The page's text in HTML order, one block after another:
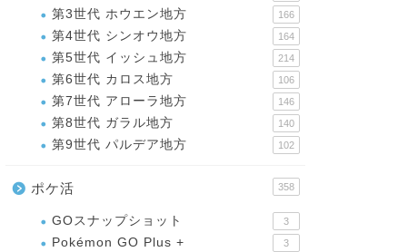
第3世代 ホウエン地方 166
第4世代 シンオウ地方 164
第5世代 イッシュ地方 214
第6世代 カロス地方 106
第7世代 アローラ地方 146
第8世代 ガラル地方 140
第9世代 パルデア地方 102
ポケ活 358
GOスナップショット 3
Pokémon GO Plus + 3